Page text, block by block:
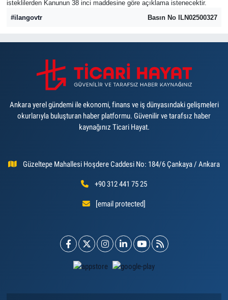
isteklilerden Kanunun 38 inci maddesine göre açıklama istenecektir.
#ilangovtr
Basın No ILN02500327
Ankara yerel gündemi ile ekonomi, finans ve iş dünyasındaki gelişmeleri
okurlarıyla buluşturan haber platformu. Güvenilir ve tarafsız haber
kaynağınız Ticari Hayat.
Güzeltepe Mahallesi Hoşdere Caddesi No: 184/6 Çankaya / Ankara
+90 312 441 75 25
[email protected]